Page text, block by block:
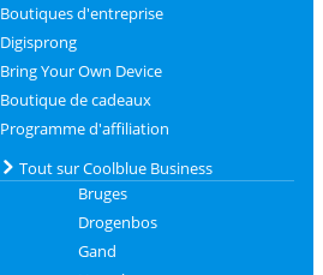
Boutiques d'entreprise
Digisprong
Bring Your Own Device
Boutique de cadeaux
Programme d'affiliation
Tout sur Coolblue Business
Bruges
Drogenbos
Gand